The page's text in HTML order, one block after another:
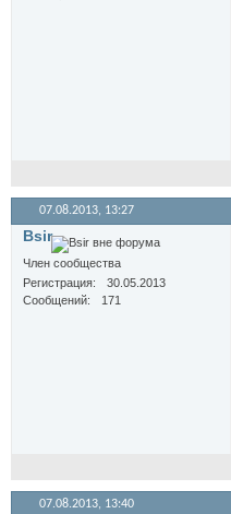
07.08.2013, 13:27
Bsir
Член сообщества
Регистрация
30.05.2013
Сообщений
171
07.08.2013, 13:40